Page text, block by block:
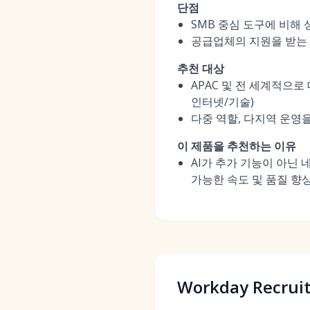
단점
SMB 중심 도구에 비해
공급업체의 지원을 받
추천 대상
APAC 및 전 세계적으
인터넷/기술)
다중 역할, 다지역 운영
이 제품을 추천하는 이유
AI가 추가 기능이 아닌
가능한 속도 및 품질 향
Workday